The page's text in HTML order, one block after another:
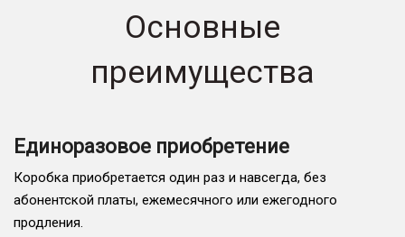
Основные
преимущества
Единоразовое приобретение
Коробка приобретается один раз и навсегда, без
абонентской платы, ежемесячного или ежегодного
продления.